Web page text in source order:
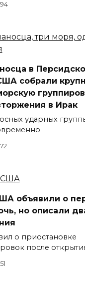
в
собрали
в Ирак
ударных
объявили о
но описали
о приостановке
после